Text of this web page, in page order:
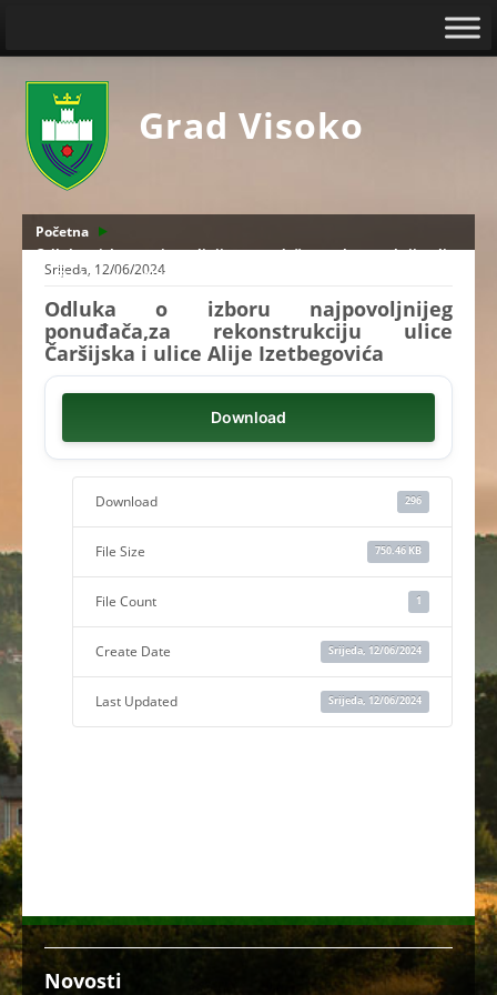
Grad Visoko
Početna
Odluka o izboru najpovoljnijeg ponuđača,za rekonstrukciju ulice
Čaršijska i ulice Alije Izetbegovića
Srijeda, 12/06/2024
Odluka o izboru najpovoljnijeg
ponuđača,za rekonstrukciju ulice
Čaršijska i ulice Alije Izetbegovića
Download
Download 296
File Size 750.46 KB
File Count 1
Create Date Srijeda, 12/06/2024
Last Updated Srijeda, 12/06/2024
Novosti